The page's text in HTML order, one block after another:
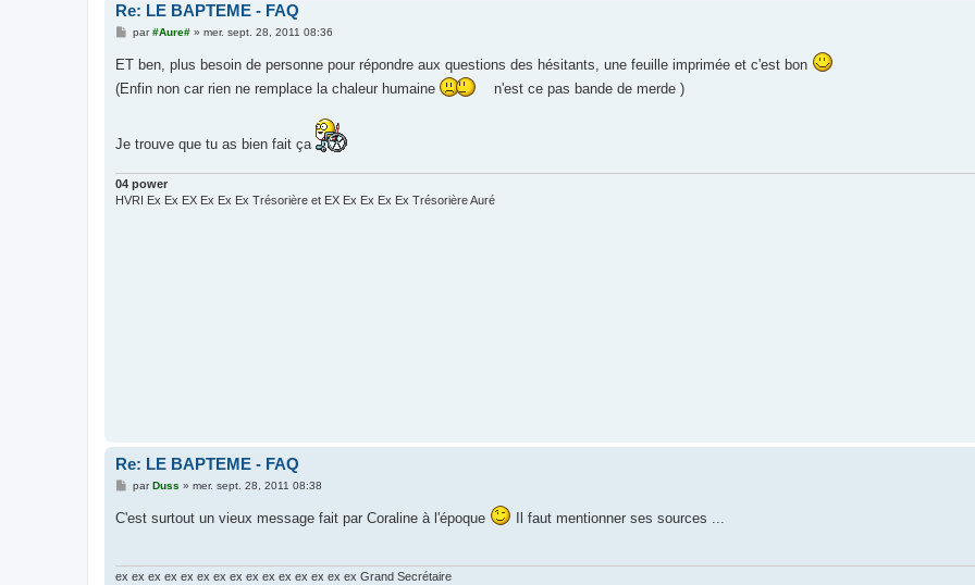
Re: LE BAPTEME - FAQ
M
s
s
a
g
par#Aure#» mer. sept. 28, 2011 08:36
ET ben, plus besoin de personne pour répondre aux questions des hésitants, une feuille imprimée et c'est bon
(Enfin non car rien ne remplace la chaleur humaine
n'est ce pas bande de merde )
Je trouve que tu as bien fait ça
04 power
HVRI Ex Ex EX Ex Ex Ex Trésorière et EX Ex Ex Ex Ex Trésorière Auré
Re: LE BAPTEME - FAQ
M
s
parDuss » mer. sept. 28, 2011 08:38
C'est surtout un vieux message fait par Coraline à l'époque Il faut mentionner ses sources ...
ex ex ex ex ex ex ex ex ex ex ex ex ex ex ex Grand Secrétaire